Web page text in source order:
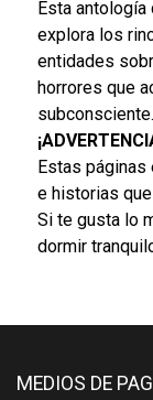
Esta
explora los
entidades
horrores que
subconsciente.
Estas
e historias
Si te gusta lo
dormir
MEDIOS DE